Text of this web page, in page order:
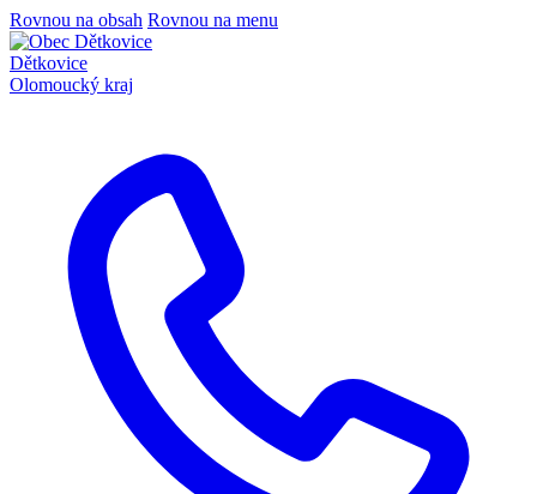
Rovnou na obsah Rovnou na menu
Dětkovice
Olomoucký kraj